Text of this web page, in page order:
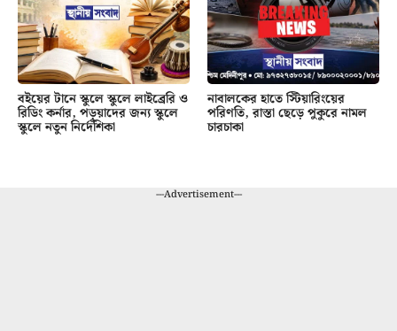
বইয়ের টানে স্কুলে স্কুলে লাইব্রেরি ও
রিডিং কর্নার, পড়ুয়াদের জন্য স্কুলে
স্কুলে নতুন নির্দেশিকা
নাবালকের হাতে স্টিয়ারিংয়ের
পরিণতি, রাস্তা ছেড়ে পুকুরে নামল
চারচাকা
---Advertisement---